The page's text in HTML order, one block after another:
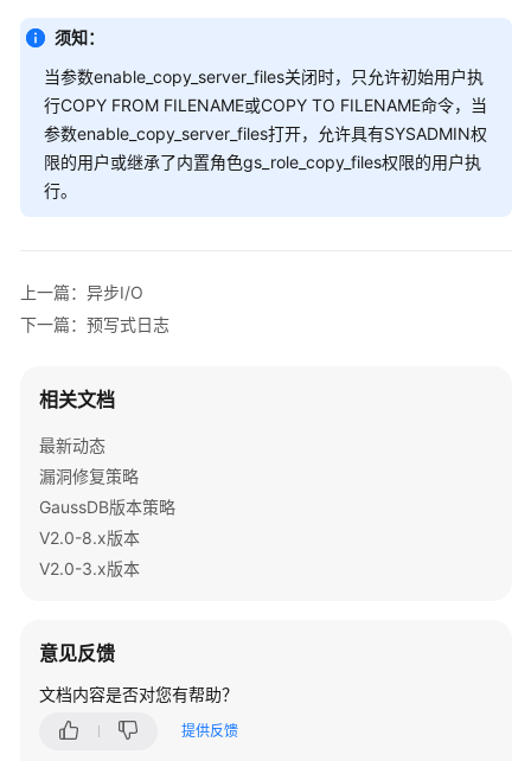
概
据
库
据
库
入
门
开
发
设
计
用
程
须知：
当参数enable_copy_server_files关闭时，只允许初始用户执
行COPY FROM FILENAME或COPY TO FILENAME命令，当
参数enable_copy_server_files打开，允许具有SYSADMIN权
限的用户或继承了内置角色gs_role_copy_files权限的用户执
行。
上一篇：异步I/O
下一篇：预写式日志
相关文档
最新动态
漏洞修复策略
GaussDB版本策略
V2.0-8.x版本
V2.0-3.x版本
意见反馈
文档内容是否对您有帮助？
提供反馈